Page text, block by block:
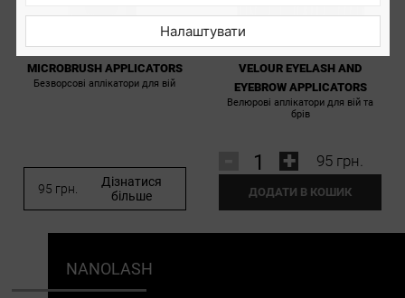
MICROBRUSH APPLICATORS
Безворсові аплікатори для вій
95 грн.
Дізнатися
більше
VELOUR EYELASH AND
EYEBROW APPLICATORS
Велюрові аплікатори для вій та
брів
95 грн.
+
ДОДАТИ В КОШИК
NANOLASH
Налаштувати